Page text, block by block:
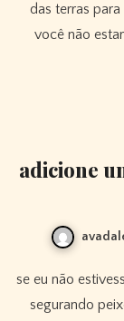
das terras
você não
adicione
se eu não estivesse confiante em minhas habilidades e na água
segurando